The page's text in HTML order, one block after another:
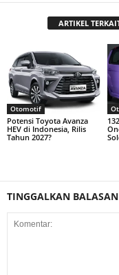
ARTIKEL
Otomotif
Potensi Toyota Avanza
HEV di Indonesia, Rilis
Tahun 2027?
TINGGALKAN BALASAN